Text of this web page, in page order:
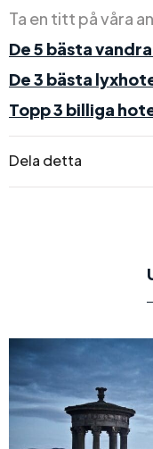
Ta en titt på våra
De 5 bästa
De 3 bästa
Topp 3 billiga
Dela detta